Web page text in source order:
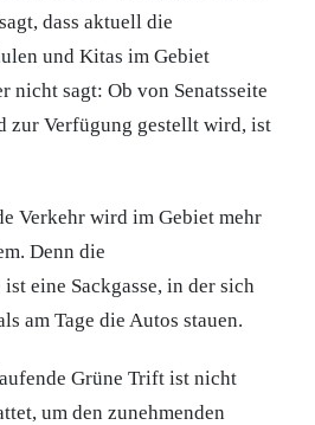
dass aktuell die
und Kitas im Gebiet
nicht sagt: Ob von Senatsseite
zur Verfügung gestellt wird, ist
Verkehr wird im Gebiet mehr
Denn die
eine Sackgasse, in der sich
am Tage die Autos stauen.
Grüne Trift ist nicht
um den zunehmenden